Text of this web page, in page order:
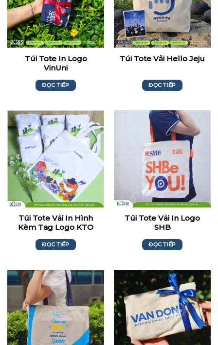
Túi Tote In Logo
VinUni
ĐỌC TIẾP
Túi Tote Vải Hello Jeju
ĐỌC TIẾP
Túi Tote Vải In Hình
Kèm Tag Logo KTO
ĐỌC TIẾP
Túi Tote Vải In Logo
SHB
ĐỌC TIẾP